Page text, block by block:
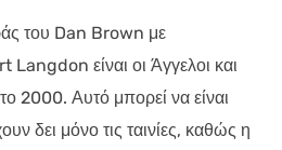
του Dan Brown με
είναι οι Άγγελοι και
2000. Αυτό μπορεί να είναι
δει μόνο τις ταινίες, καθώς η